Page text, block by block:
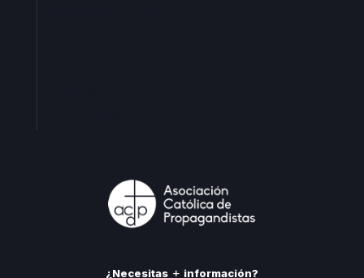
¿Necesitas información?